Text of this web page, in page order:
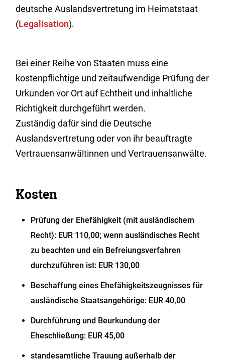
deutsche Auslandsvertretung im Heimatstaat
(Legalisation).
Bei einer Reihe von Staaten muss eine
kostenpflichtige und zeitaufwendige Prüfung der
Urkunden vor Ort auf Echtheit und inhaltliche
Richtigkeit durchgeführt werden.
Zuständig dafür sind die Deutsche
Auslandsvertretung oder von ihr beauftragte
Vertrauensanwältinnen und Vertrauensanwälte.
Kosten
Prüfung der Ehefähigkeit (mit ausländischem
Recht): EUR 110,00;wenn ausländisches Recht
zu beachten und ein Befreiungsverfahren
durchzuführen ist: EUR 130,00
Beschaffung eines Ehefähigkeitszeugnisses für
ausländische Staatsangehörige: EUR 40,00
Durchführung und Beurkundung der
Eheschließung: EUR 45,00
standesamtliche Trauung außerhalb der